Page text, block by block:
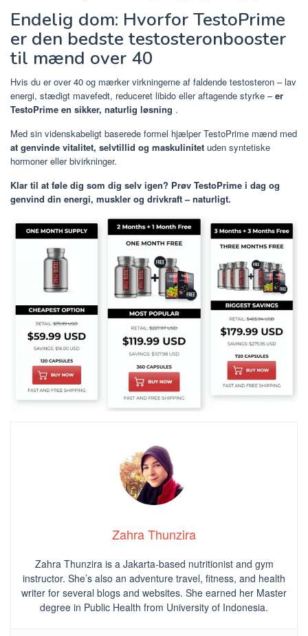
Endelig dom: Hvorfor TestoPrime
er den bedste testosteronbooster
til mænd over 40
Hvis du er over 40 og mærker virkningerne af faldende testosteron – lav
energi, stædigt mavefedt, reduceret libido eller aftagende styrke –er
TestoPrime en sikker, naturlig løsning .
Med sin videnskabeligt baserede formel hjælper TestoPrime mænd med
at genvinde vitalitet, selvtillid og maskulinitet uden syntetiske
hormoner eller bivirkninger.
Klar til at føle dig som dig selv igen? Prøv TestoPrime i dag og
genvind din energi, muskler og drivkraft – naturligt.
Zahra Thunzira
Zahra Thunzira is a Jakarta-based nutritionist and gym
instructor. She’s also an adventure travel, fitness, and health
writer for several blogs and websites. She earned her Master
degree in Public Health from University of Indonesia.